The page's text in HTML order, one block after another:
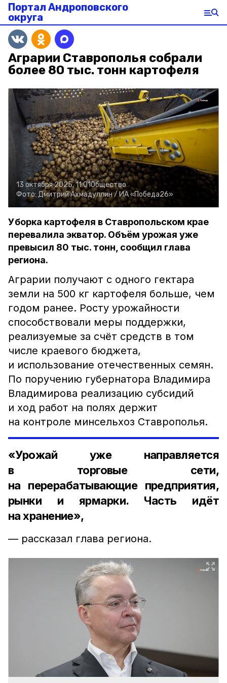
Портал Андроповского
округа
Аграрии Ставрополья собрали
более 80 тыс. тонн картофеля
13 октября 2025, 11:01Общество
Фото:Дмитрий Ахмадуллин / ИА «Победа26»
Уборка картофеля в Ставропольском крае
перевалила экватор. Объём урожая уже
превысил 80 тыс. тонн, сообщил глава
региона.
Аграрии получают с одного гектара
земли на 500 кг картофеля больше, чем
годом ранее. Росту урожайности
способствовали меры поддержки,
реализуемые за счёт средств в том
числе краевого бюджета,
и использование отечественных семян.
По поручению губернатора Владимира
Владимирова реализацию субсидий
и ход работ на полях держит
на контроле минсельхоз Ставрополья.
«Урожай уже направляется
в торговые сети,
на перерабатывающие предприятия,
рынки и ярмарки. Часть идёт
на хранение»,
— рассказал глава региона.